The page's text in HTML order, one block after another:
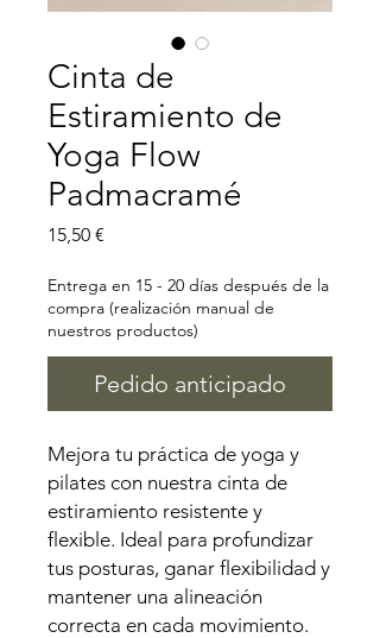
Cinta de
Estiramiento de
Yoga Flow
Padmacramé
15,50 €
Entrega en 15 - 20 días después de la
compra (realización manual de
nuestros productos)
Pedido anticipado
Mejora tu práctica de yoga y
pilates con nuestra cinta de
estiramiento resistente y
flexible. Ideal para profundizar
tus posturas, ganar flexibilidad y
mantener una alineación
correcta en cada movimiento.